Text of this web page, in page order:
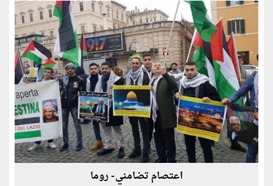
اعتصام تضامني- روما